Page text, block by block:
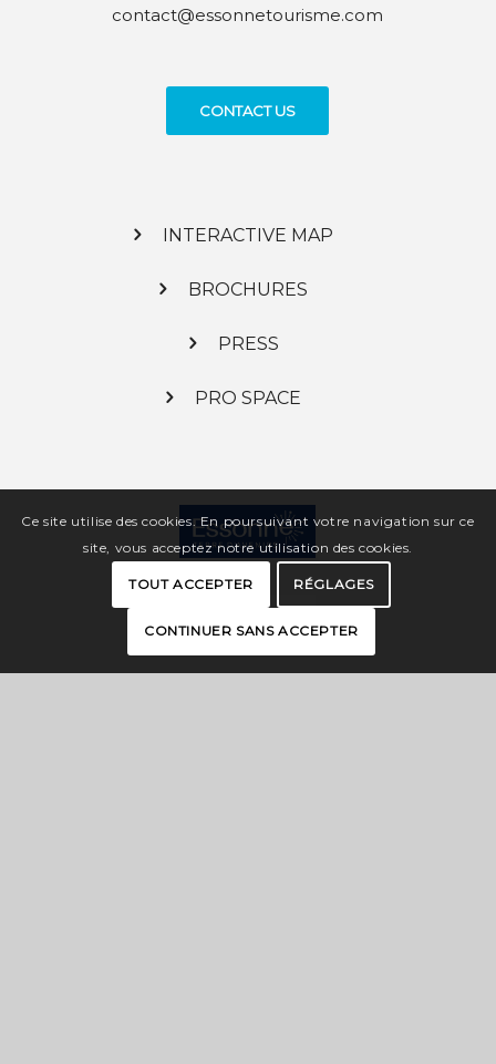
contact@essonnetourisme.com
CONTACT US
INTERACTIVE MAP
BROCHURES
PRESS
PRO SPACE
Ce site utilise des cookies. En poursuivant votre navigation sur ce
site, vous acceptez notre utilisation des cookies.
TOUT ACCEPTER RÉGLAGES
CONTINUER SANS ACCEPTER